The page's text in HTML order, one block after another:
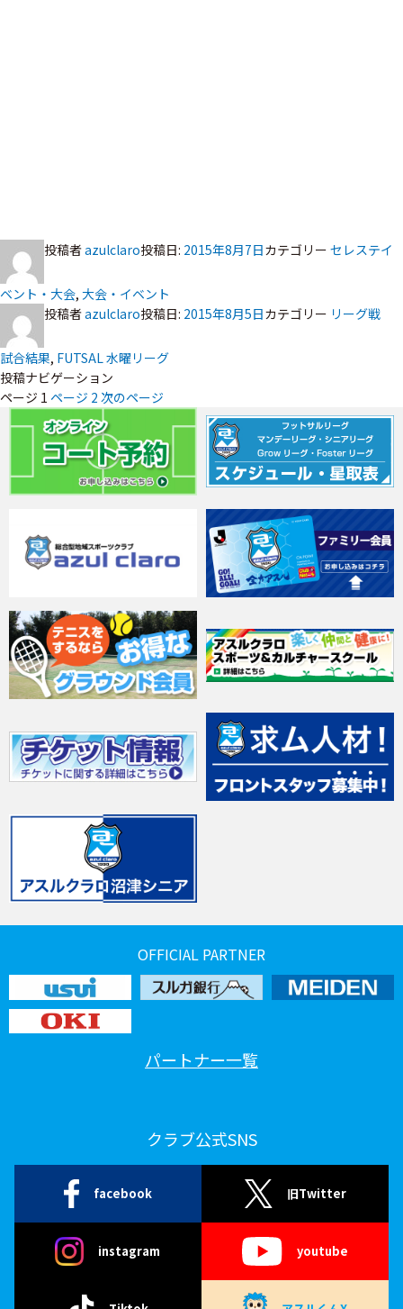
投稿者azulclaro投稿日: 2015年8月7日カテゴリー セレステイ
ベント・大会, 大会・イベント
投稿者azulclaro投稿日: 2015年8月5日カテゴリー リーグ戦
試合結果, FUTSAL 水曜リーグ
投稿ナビゲーション
ページ 1 ページ 2 次のページ
OFFICIAL PARTNER
パートナー一覧
クラブ公式SNS
facebook 旧Twitter
instagram youtube